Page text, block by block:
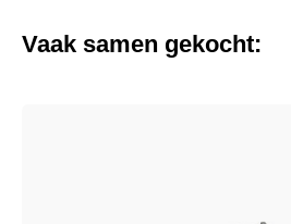
Vaak samen gekocht: